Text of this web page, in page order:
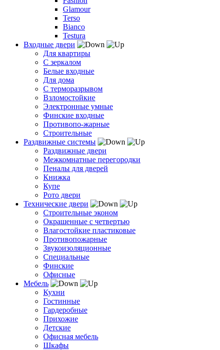
Glamour
Terso
Bianco
Testura
Входные двери
Для квартиры
С зеркалом
Белые входные
Для дома
С терморазрывом
Взломостойкие
Электронные умные
Финские входные
Противопо-жарные
Строительные
Раздвижные системы
Раздвижные двери
Межкомнатные перегородки
Пеналы для дверей
Книжка
Купе
Рото двери
Технические двери
Строительные эконом
Окрашенные с четвертью
Влагостойкие пластиковые
Противопожарные
Звукоизоляционные
Специальные
Финские
Офисные
Мебель
Кухни
Гостинные
Гардеробные
Прихожие
Детские
Офисная мебель
Шкафы